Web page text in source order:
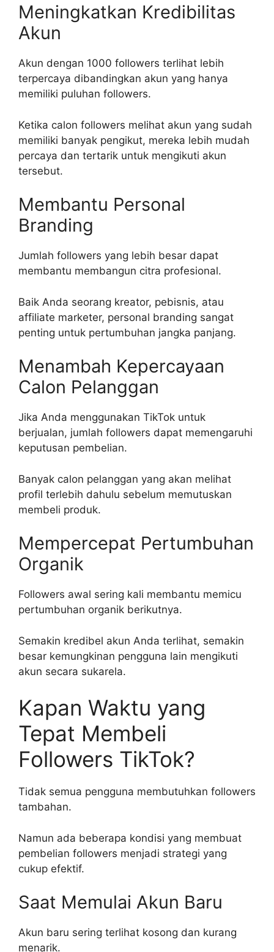
Meningkatkan Kredibilitas
Akun
Akun dengan 1000 followers terlihat lebih
terpercaya dibandingkan akun yang hanya
memiliki puluhan followers.
Ketika calon followers melihat akun yang sudah
memiliki banyak pengikut, mereka lebih mudah
percaya dan tertarik untuk mengikuti akun
tersebut.
Membantu Personal
Branding
Jumlah followers yang lebih besar dapat
membantu membangun citra profesional.
Baik Anda seorang kreator, pebisnis, atau
affiliate marketer, personal branding sangat
penting untuk pertumbuhan jangka panjang.
Menambah Kepercayaan
Calon Pelanggan
Jika Anda menggunakan TikTok untuk
berjualan, jumlah followers dapat memengaruhi
keputusan pembelian.
Banyak calon pelanggan yang akan melihat
profil terlebih dahulu sebelum memutuskan
membeli produk.
Mempercepat Pertumbuhan
Organik
Followers awal sering kali membantu memicu
pertumbuhan organik berikutnya.
Semakin kredibel akun Anda terlihat, semakin
besar kemungkinan pengguna lain mengikuti
akun secara sukarela.
Kapan Waktu yang
Tepat Membeli
Followers TikTok?
Tidak semua pengguna membutuhkan followers
tambahan.
Namun ada beberapa kondisi yang membuat
pembelian followers menjadi strategi yang
cukup efektif.
Saat Memulai Akun Baru
Akun baru sering terlihat kosong dan kurang
menarik.